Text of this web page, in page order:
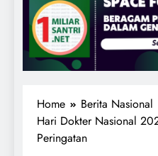
Home
Berita Nasional
Hari Dokter Nasional
Peringatan